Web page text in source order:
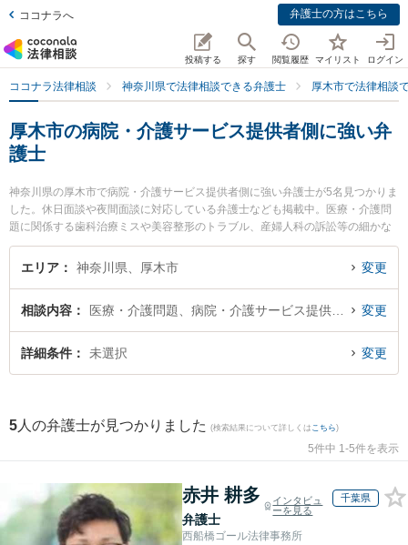
ココナラへ 弁護士の方はこちら
投稿する 探す 閲覧履歴 マイリスト ログイン
ココナラ法律相談 神奈川県で法律相談できる弁護士 厚木市で法律相談
厚木市の病院・介護サービス提供者側に強い弁
護士
神奈川県の厚木市で病院・介護サービス提供者側に強い弁護士が5名見つかりま
した。休日面談や夜間面談に対応している弁護士なども掲載中。医療・介護問
題に関係する歯科治療ミスや美容整形のトラブル、産婦人科の訴訟等の細かな
分野での絞り込み検索もでき便利です。特にAYU総合法律事務所の白鳥 佑記弁
護士や相州法律事務所の大谷 優樹弁護士、ジン法律事務所弁護士法人の伏木 壮
すぐに弁護士に相談したい』『病院・介護サービス提供者側のトラブル解決の
実績豊富な近くの弁護士を検索したい』『初回相談無料で病院・介護サービス
提供者側を法律相談できる厚木市内の弁護士に相談予約したい』などでお困り
エリア 神奈川県、厚木市 変更
相談内容 変更
詳細条件 未選択 変更
5 人の弁護士が見つかりました (検索結果について詳しくは こちら)
5件中 1-5件を表示
赤井 耕多
弁護士
インタビュ
ーを見る
千葉県
西船橋ゴール法律事務所